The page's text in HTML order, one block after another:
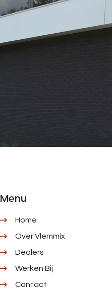
Menu
Home
Over Vlemmix
Dealers
Werken Bij
Contact